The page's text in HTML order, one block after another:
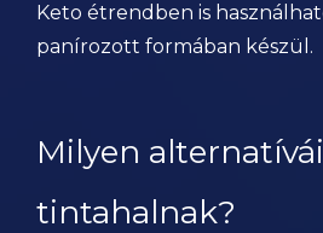
Keto étrendben is
panírozott formában készül.
Milyen
tintahalnak?